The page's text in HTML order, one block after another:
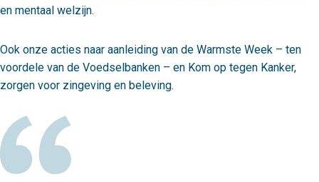
en mentaal welzijn.
Ook onze acties naar aanleiding van de Warmste Week – ten
voordele van de Voedselbanken – en Kom op tegen Kanker,
zorgen voor zingeving en beleving.